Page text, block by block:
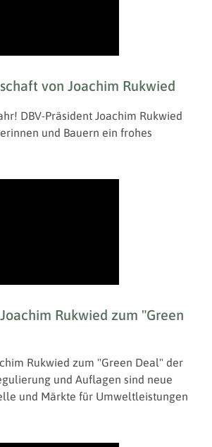
von Joachim Rukwied
DBV-Präsident Joachim Rukwied
und Bauern ein frohes
Rukwied zum "Green
Rukwied zum "Green Deal" der
und Auflagen sind neue
und Märkte für Umweltleistungen